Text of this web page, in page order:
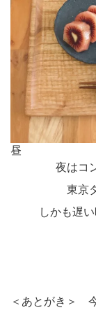
昼
夜はコ
東京
しかも遅
＜あとがき＞